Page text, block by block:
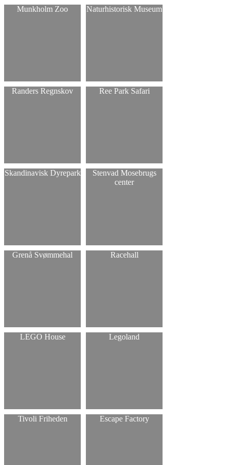
Munkholm Zoo Naturhistorisk Museum
Randers Regnskov Ree Park Safari
Skandinavisk Dyrepark
Stenvad Mosebrugs
center
Grenå Svømmehal Racehall
LEGO House Legoland
Tivoli Friheden Escape Factory